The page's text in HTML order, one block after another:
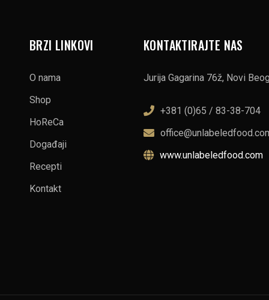
BRZI LINKOVI
O nama
Shop
HoReCa
Događaji
Recepti
Kontakt
KONTAKTIRAJTE NAS
Jurija Gagarina 76ž, Novi
+381 (0)65 / 83-38-704
www.unlabeledfood.com